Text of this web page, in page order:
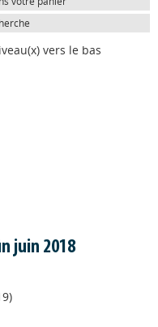
vers le bas
juin 2018